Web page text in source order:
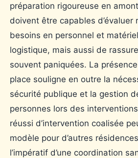
préparation rigoureuse en
doivent être capables d’évaluer
besoins en personnel et
logistique, mais aussi de
souvent paniquées. La
place souligne en outre la
sécurité publique et la gestion
personnes lors des
réussi d’intervention coalisée
modèle pour d’autres
l’impératif d’une coordination